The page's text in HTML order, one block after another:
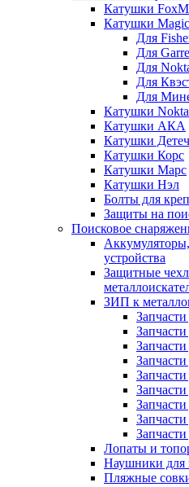
Катушки
Катушки
Для
Для
Для
Для
Для
Катушки
Катушки АКА
Катушки Детеч
Катушки Корс
Катушки Марс
Катушки Нэл
Болты для
Защиты на
Поисковое
устройства
Защитные
ЗИП к
Лопаты и
Наушники для
Пляжные